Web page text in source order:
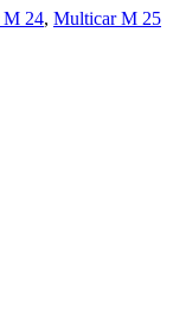
M 24, Multicar M 25